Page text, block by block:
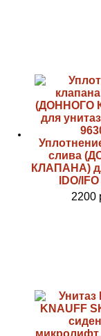
слива
КЛАПАНА)
IDO/
2200